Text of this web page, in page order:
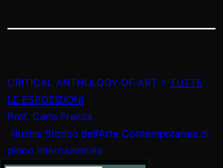
CRITICAL ANTHOLOGY OF ART > TUTTE
LE ESPOSIZIONI
Prof. Carlo Franza,
illustre Storico dell’Arte Contemporanea di
piano internazionale